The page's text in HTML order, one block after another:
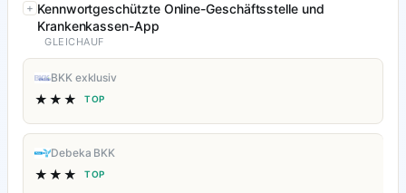
Kennwortgeschützte Online-Geschäftsstelle und
Krankenkassen-App
GLEICHAUF
BKK exklusiv
★★★ TOP
Debeka BKK
★★★ TOP